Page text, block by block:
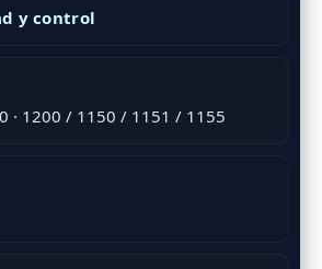
y control
· 1200 / 1150 / 1151 / 1155